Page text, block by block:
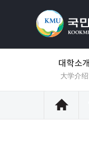
대학소개
大学介绍